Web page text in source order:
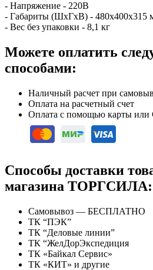
- Напряжение - 220В
- Габариты (ШхГхВ) - 480х400х315
- Вес без упаковки - 8,1 кг
Можете оплатить
способами:
Наличный расчет при
Оплата на расчетный счет
Оплата с помощью карты
Способы доставки
магазина ТОРГСИЛА:
Самовывоз — БЕСПЛАТНО
ТК “ПЭК”
ТК “Деловые линии”
ТК “ЖелДорЭкспедиция
ТК «Байкал Сервис»
ТК «КИТ» и другие